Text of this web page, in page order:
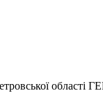
області